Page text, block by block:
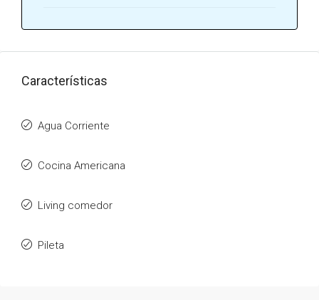
Características
Agua Corriente
Cocina Americana
Living comedor
Pileta